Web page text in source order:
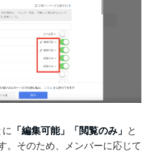
「編集可能」「閲覧のみ」 と
。そのため、メンバーに応じて